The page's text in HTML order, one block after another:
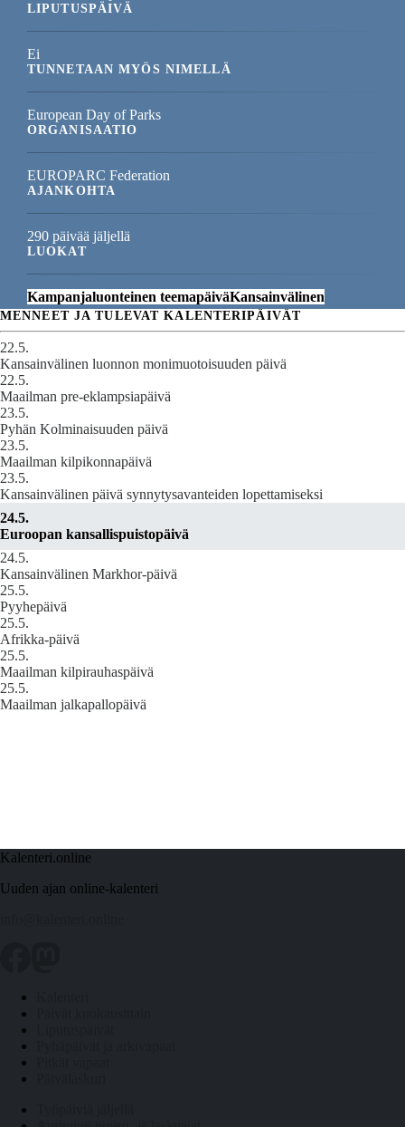
LIPUTUSPÄIVÄ
Ei
TUNNETAAN MYÖS NIMELLÄ
European Day of Parks
ORGANISAATIO
EUROPARC Federation
AJANKOHTA
290 päivää jäljellä
LUOKAT
Kampanjaluonteinen teemapäiväKansainvälinen
MENNEET JA TULEVAT KALENTERIPÄIVÄT
22.5.
Kansainvälinen luonnon monimuotoisuuden päivä
22.5.
Maailman pre-eklampsiapäivä
23.5.
Pyhän Kolminaisuuden päivä
23.5.
Maailman kilpikonnapäivä
23.5.
Kansainvälinen päivä synnytysavanteiden lopettamiseksi
24.5.
Euroopan kansallispuistopäivä
24.5.
Kansainvälinen Markhor-päivä
25.5.
Pyyhepäivä
25.5.
Afrikka-päivä
25.5.
Maailman kilpirauhaspäivä
25.5.
Maailman jalkapallopäivä
Kalenteri.online
Uuden ajan online-kalenteri